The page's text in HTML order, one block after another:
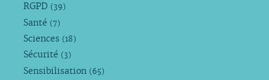
RGPD (39)
Santé (7)
Sciences (18)
Sécurité (3)
Sensibilisation (65)